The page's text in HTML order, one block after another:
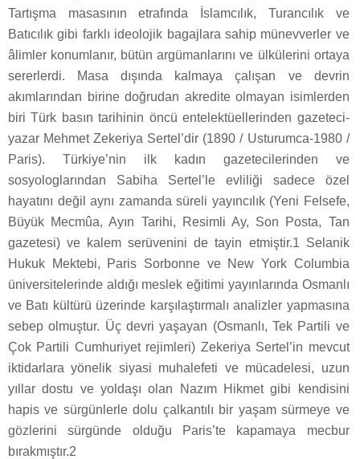
Tartışma masasının etrafında İslamcılık, Turancılık ve
Batıcılık gibi farklı ideolojik bagajlara sahip münevverler ve
âlimler konumlanır, bütün argümanlarını ve ülkülerini ortaya
sererlerdi. Masa dışında kalmaya çalışan ve devrin
akımlarından birine doğrudan akredite olmayan isimlerden
biri Türk basın tarihinin öncü entelektüellerinden gazeteci-
yazar Mehmet Zekeriya Sertel’dir (1890 / Usturumca-1980 /
Paris). Türkiye’nin ilk kadın gazetecilerinden ve
sosyologlarından Sabiha Sertel’le evliliği sadece özel
hayatını değil aynı zamanda süreli yayıncılık (Yeni Felsefe,
Büyük Mecmûa, Ayın Tarihi, Resimli Ay, Son Posta, Tan
gazetesi) ve kalem serüvenini de tayin etmiştir.1 Selanik
Hukuk Mektebi, Paris Sorbonne ve New York Columbia
üniversitelerinde aldığı meslek eğitimi yayınlarında Osmanlı
ve Batı kültürü üzerinde karşılaştırmalı analizler yapmasına
sebep olmuştur. Üç devri yaşayan (Osmanlı, Tek Partili ve
Çok Partili Cumhuriyet rejimleri) Zekeriya Sertel’in mevcut
iktidarlara yönelik siyasi muhalefeti ve mücadelesi, uzun
yıllar dostu ve yoldaşı olan Nazım Hikmet gibi kendisini
hapis ve sürgünlerle dolu çalkantılı bir yaşam sürmeye ve
gözlerini sürgünde olduğu Paris’te kapamaya mecbur
bırakmıştır.2